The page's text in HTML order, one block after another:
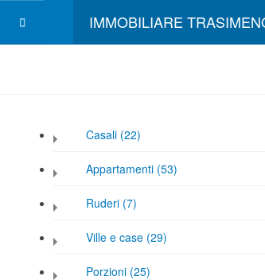
IMMOBILIARE
Casali (22)
Appartamenti (53)
Ruderi (7)
Ville e case (29)
Porzioni (25)